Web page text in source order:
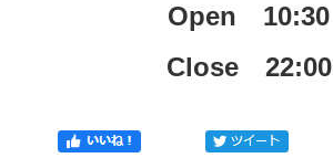
Open 10:30
Close 22:00